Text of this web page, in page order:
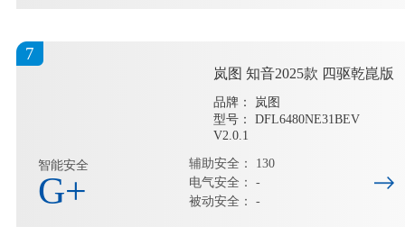
7
岚图 知音2025款 四驱乾崑版
品牌： 岚图
型号： DFL6480NE31BEV
V2.0.1
智能安全
G+
辅助安全： 130
电气安全： -
被动安全： -